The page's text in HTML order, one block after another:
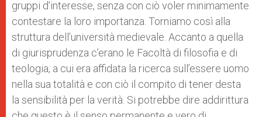
gruppi d’interesse, senza con ciò voler minimamente
contestare la loro importanza. Torniamo così alla
struttura dell’università medievale. Accanto a quella
di giurisprudenza c’erano le Facoltà di filosofia e di
teologia, a cui era affidata la ricerca sull’essere uomo
nella sua totalità e con ciò il compito di tener desta
la sensibilità per la verità. Si potrebbe dire addirittura